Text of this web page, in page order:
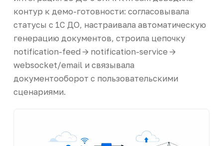
контур к демо-готовности: согласовывала
статусы с 1С ДО, настраивала автоматическую
генерацию документов, строила цепочку
notification-feed -> notification-service ->
websocket/email и связывала
документооборот с пользовательскими
сценариями.